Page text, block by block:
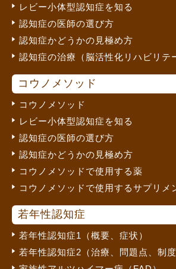
レビー小体型認知症を知る
認知症の医師の選び方
認知症かどうかの見極め方
認知症の治療（脳活性化リハビリテ
コウノメソッド
コウノメソッド
レビー小体型認知症を知る
認知症の医師の選び方
認知症かどうかの見極め方
コウノメソッドで使用する薬
コウノメソッドで使用するサプリメ
若年性認知症
若年性認知症1（概要、症状）
若年性認知症2（治療、問題点、制度